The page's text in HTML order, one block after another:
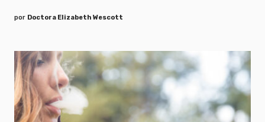
por Doctora Elizabeth Wescott